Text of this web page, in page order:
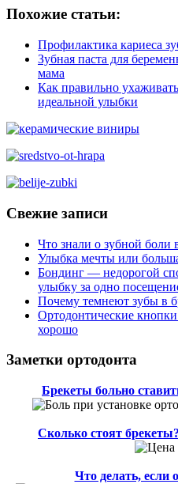
Похожие статьи:
Профилактика кариеса
Зубная паста для
мама
Как правильно
идеальной улыбки
Свежие записи
Что знали о зубной боли
Улыбка мечты или
Бондинг — недорогой
улыбку за одно
Почему темнеют зубы в
Ортодонтические
хорошо
Заметки ортодонта
Брекеты больно
Сколько стоят
Что делать, если